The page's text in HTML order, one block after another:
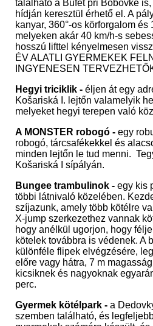
található a Bufet pri Bobovke
hídján keresztül érhető el. A
kanyar, 360°-os körforgalom és
melyeken akár 40 km/h-s
hosszú lifttel kényelmesen
ÉV ALATLI GYERMEKEK
INGYENESEN
Hegyi triciklik - éljen át egy
Košariská I. lejtőn valamelyik
melyeket hegyi terepen való
A MONSTER robogó - egy
robogó, tárcsafékekkel és
minden lejtőn le tud menni.
Košariská I sípályán.
Bungee trambulinok - egy kis
többi látnivaló közelében.
szíjazunk, amely több kötélre
X-jump szerkezethez vannak
hogy anélkül ugorjon, hogy
kötelek továbbra is védenek. A
különféle flipek elvégzésére,
előre vagy hátra, 7 m
kicsiknek és nagyoknak
perc.
Gyermek kötélpark - a
szemben található, és